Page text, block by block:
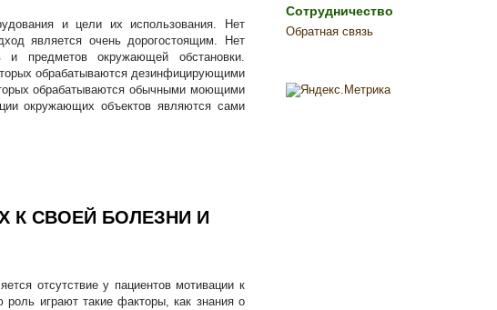
и цели их использования. Нет
является очень дорогостоящим. Нет
и предметов окружающей обстановки.
обрабатываются дезинфицирующими
обрабатываются обычными моющими
окружающих объектов являются сами
К СВОЕЙ БОЛЕЗНИ И
отсутствие у пациентов мотивации к
играют такие факторы, как знания о
Сотрудничество
Обратная связь